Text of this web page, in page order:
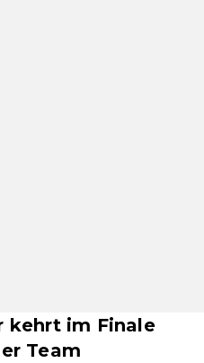
kehrt im Finale
Team